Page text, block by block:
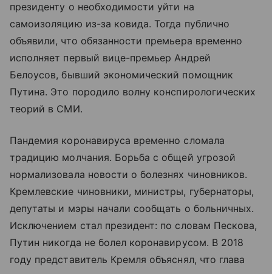
президенту о необходимости уйти на
самоизоляцию из-за ковида. Тогда публично
объявили, что обязанности премьера временно
исполняет первый вице-премьер Андрей
Белоусов, бывший экономический помощник
Путина. Это породило волну конспирологических
теорий в СМИ.
Пандемия коронавируса временно сломала
традицию молчания. Борьба с общей угрозой
нормализовала новости о болезнях чиновников.
Кремлевские чиновники, министры, губернаторы,
депутаты и мэры начали сообщать о больничных.
Исключением стал президент: по словам Пескова,
Путин никогда не болел коронавирусом. В 2018
году представитель Кремля объяснял, что глава